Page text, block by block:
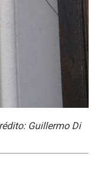
Guillermo Di